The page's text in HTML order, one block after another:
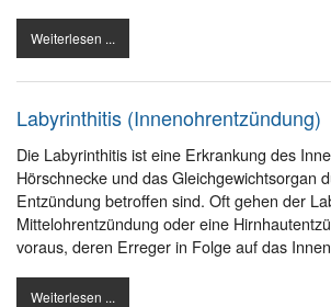
Weiterlesen ...
Labyrinthitis (Innenohrentzündung)
Die Labyrinthitis ist eine Erkrankung des
Hörschnecke und das Gleichgewichtsorgan
Entzündung betroffen sind. Oft gehen der
Mittelohrentzündung oder eine
voraus, deren Erreger in Folge auf das
Weiterlesen ...